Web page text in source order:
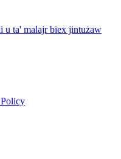
u ta' malajr biex jintużaw